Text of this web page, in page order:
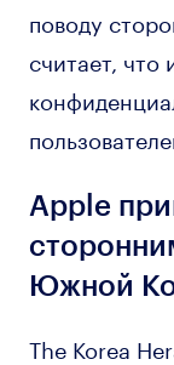
поводу
считает, что
Apple
Южной
The Korea